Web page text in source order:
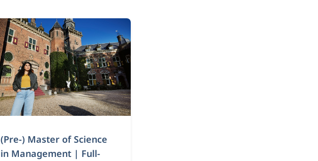
(Pre-) Master of Science
in Management | Full-